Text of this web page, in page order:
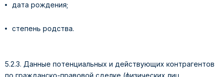
дата рождения;
степень родства.
5.2.3. Данные потенциальных и действующих контрагентов
по гражданско-правовой сделке (физических лиц,